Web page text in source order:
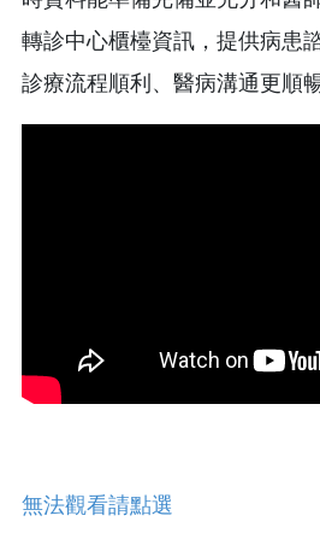
轉診中心櫃檯資訊，提供病患
診療流程順利、醫病溝通更順暢
無法觀看請點選